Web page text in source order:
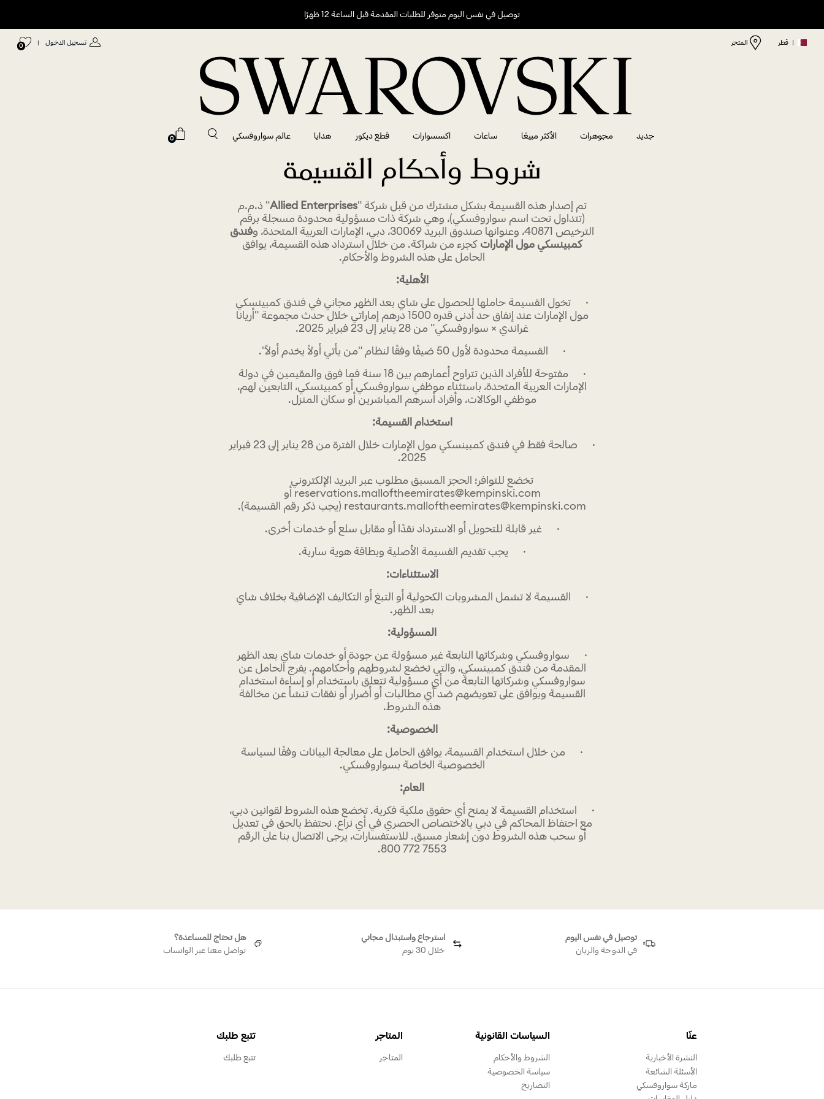
توصيل في نفس اليوم متوفر للطلبات المقدمة قبل الساعة 12 ظهرًا
| قطر المتجر تسجيل الدخول |
0
جديد مجوهرات الأكثر مبيعًا ساعات اكسسوارات قطع ديكور هدايا عالم سواروفسكي 0
شروط وأحكام القسيمة
تم إصدار هذه القسيمة بشكل مشترك من قبل شركة "Allied Enterprises" ذ.م.م
(تتداول تحت اسم سواروفسكي)، وهي شركة ذات مسؤولية محدودة مسجلة برقم
الترخيص 40871، وعنوانها صندوق البريد 30069، دبي، الإمارات العربية المتحدة، و
فندق
كمبينسكي مول الإمارات كجزء من شراكة. من خلال استرداد هذه القسيمة، يوافق
الحامل على هذه الشروط والأحكام.
الأهلية:
· تخول القسيمة حاملها للحصول على شاي بعد الظهر مجاني في فندق كمبينسكي
مول الإمارات عند إنفاق حد أدنى قدره 1500 درهم إماراتي خلال حدث مجموعة "أريانا
غراندي × سواروفسكي" من 28 يناير إلى 23 فبراير 2025.
· القسيمة محدودة لأول 50 ضيفًا وفقًا لنظام "من يأتي أولاً يخدم أولاً".
· مفتوحة للأفراد الذين تتراوح أعمارهم بين 18 سنة فما فوق والمقيمين في دولة
الإمارات العربية المتحدة، باستثناء موظفي سواروفسكي أو كمبينسكي، التابعين لهم،
موظفي الوكالات، وأفراد أسرهم المباشرين أو سكان المنزل.
استخدام القسيمة:
· صالحة فقط في فندق كمبينسكي مول الإمارات خلال الفترة من 28 يناير إلى 23 فبراير
2025.
تخضع للتوافر؛ الحجز المسبق مطلوب عبر البريد الإلكتروني
reservations.malloftheemirates@kempinski.com أو
restaurants.malloftheemirates@kempinski.com (يجب ذكر رقم القسيمة).
· غير قابلة للتحويل أو الاسترداد نقدًا أو مقابل سلع أو خدمات أخرى.
· يجب تقديم القسيمة الأصلية وبطاقة هوية سارية.
الاستثناءات:
· القسيمة لا تشمل المشروبات الكحولية أو التبغ أو التكاليف الإضافية بخلاف شاي
بعد الظهر.
المسؤولية:
· سواروفسكي وشركاتها التابعة غير مسؤولة عن جودة أو خدمات شاي بعد الظهر
المقدمة من فندق كمبينسكي، والتي تخضع لشروطهم وأحكامهم. يفرج الحامل عن
سواروفسكي وشركاتها التابعة من أي مسؤولية تتعلق باستخدام أو إساءة استخدام
القسيمة ويوافق على تعويضهم ضد أي مطالبات أو أضرار أو نفقات تنشأ عن مخالفة
هذه الشروط.
الخصوصية:
· من خلال استخدام القسيمة، يوافق الحامل على معالجة البيانات وفقًا لسياسة
الخصوصية الخاصة بسواروفسكي.
العام:
· استخدام القسيمة لا يمنح أي حقوق ملكية فكرية. تخضع هذه الشروط لقوانين دبي،
مع احتفاظ المحاكم في دبي بالاختصاص الحصري في أي نزاع. نحتفظ بالحق في تعديل
أو سحب هذه الشروط دون إشعار مسبق. للاستفسارات، يرجى الاتصال بنا على الرقم
7553 772 800.
توصيل في نفس اليوم
في الدوحة والريان
استرجاع واستبدال مجاني
خلال 30 يوم
هل تحتاج للمساعدة؟
تواصل معنا عبر الواتساب
عنّا
النشرة الأخبارية
الأسئلة الشائعة
ماركة سواروفسكي
السياسات القانونية
الشروط والأحكام
سياسة الخصوصية
التصاريح
المتاجر
المتاجر
تتبع طلبك
تتبع طلبك